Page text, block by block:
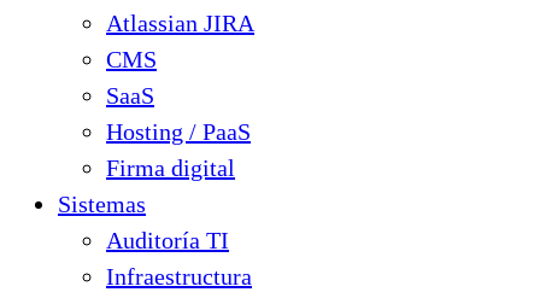
Atlassian JIRA
CMS
SaaS
Hosting / PaaS
Firma digital
Sistemas
Auditoría TI
Infraestructura